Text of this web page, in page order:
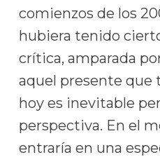
comienzos de los
hubiera tenido
crítica, amparada
aquel presente que
hoy es inevitable
perspectiva. En el
entraría en una